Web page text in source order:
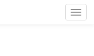
Menú
de